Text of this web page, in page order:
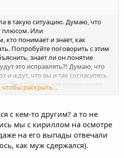
в такую ситуацию. Думаю, что
плюсом. Или
кто понимает и знает, как
Попробуйте поговорить с этим
знает ли он понятие
это исправлять?! Думаю, что
и ждут, что вы и так согласитесь.
то "беда" в том, что потом почти
решать придется с ним. Писала
как. Пока он работает, то только
раскрыть...
с кем-то другим? а то не
мы с кириллом на осмотре
на его выпады отвечали
как муж сдержался).